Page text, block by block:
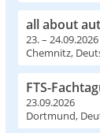
all about
23. – 24.09.2026
Chemnitz,
FTS-
23.09.2026
Dortmund,